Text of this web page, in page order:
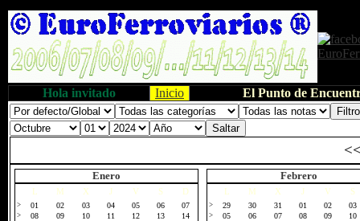
Hola invitado Inicio El Punto de
Enero
M X J V S D
> 01 02 03 04 05 06 07
> 08 09 10 11 12 13 14
Febrero
M X J V S
> 29 30 31 01 02 03
> 05 06 07 08 09 10